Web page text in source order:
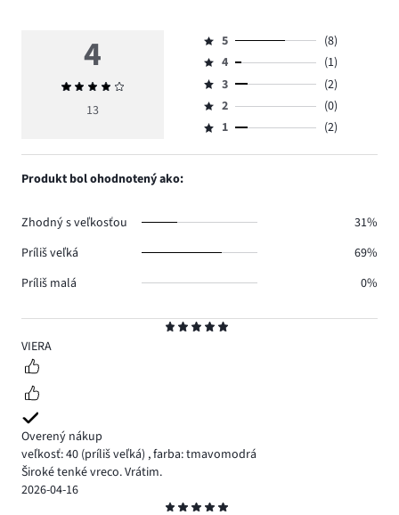
5
VIERA
Overený nákup
veľkosť: 40 (príliš veľká) ,farba: tmavomodrá
Široké tenké vreco. Vrátim.
2026-04-16
4
Priemerné
hodnotenie
13
Hodnotenie
5,
počet
hlasov
8.
5
(8)
Hodnotenie
4,
počet
hlasov
4
(1)
Hodnotenie
3,
počet
3
(2)
Hodnotenie
2,
2
(0)
Hodnotenie
1,
1 (2)
Produkt bol ohodnotený ako:
Zhodný s veľkosťou
31%
Príliš veľká
69%
Príliš malá
0%